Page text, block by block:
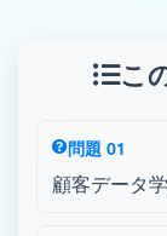
こ
問題 01
顧客データ